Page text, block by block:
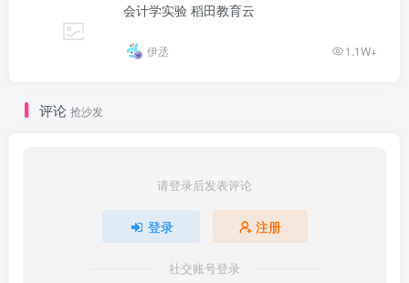
会计学实验 稻田教育云
伊丞 1.1W+
评论 抢沙发
请登录后发表评论
登录 注册
社交账号登录